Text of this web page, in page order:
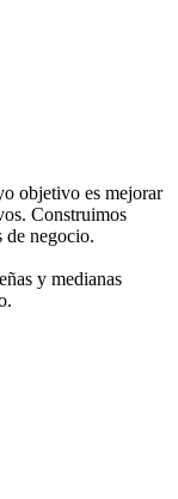
objetivo es mejorar
Construimos
de negocio.
y medianas